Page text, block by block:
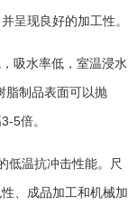
呈现良好的加工性。
吸水率低，室温浸水
脂制品表面可以抛
3-5倍。
低温抗冲击性能。尺
、成品加工和机械加